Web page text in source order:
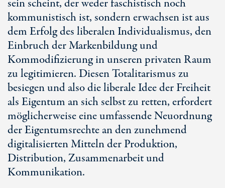
sein scheint, der weder faschistisch noch
kommunistisch ist, sondern erwachsen ist aus
dem Erfolg des liberalen Individualismus, den
Einbruch der Markenbildung und
Kommodifizierung in unseren privaten Raum
zu legitimieren. Diesen Totalitarismus zu
besiegen und also die liberale Idee der Freiheit
als Eigentum an sich selbst zu retten, erfordert
möglicherweise eine umfassende Neuordnung
der Eigentumsrechte an den zunehmend
digitalisierten Mitteln der Produktion,
Distribution, Zusammenarbeit und
Kommunikation.